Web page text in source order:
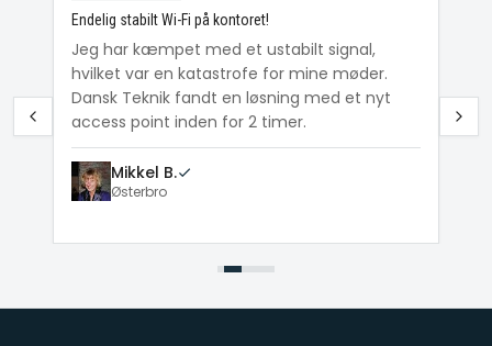
Endelig stabilt Wi-Fi på kontoret!
Jeg har kæmpet med et ustabilt signal,
hvilket var en katastrofe for mine møder.
Dansk Teknik fandt en løsning med et nyt
access point inden for 2 timer.
Mikkel B.
Østerbro